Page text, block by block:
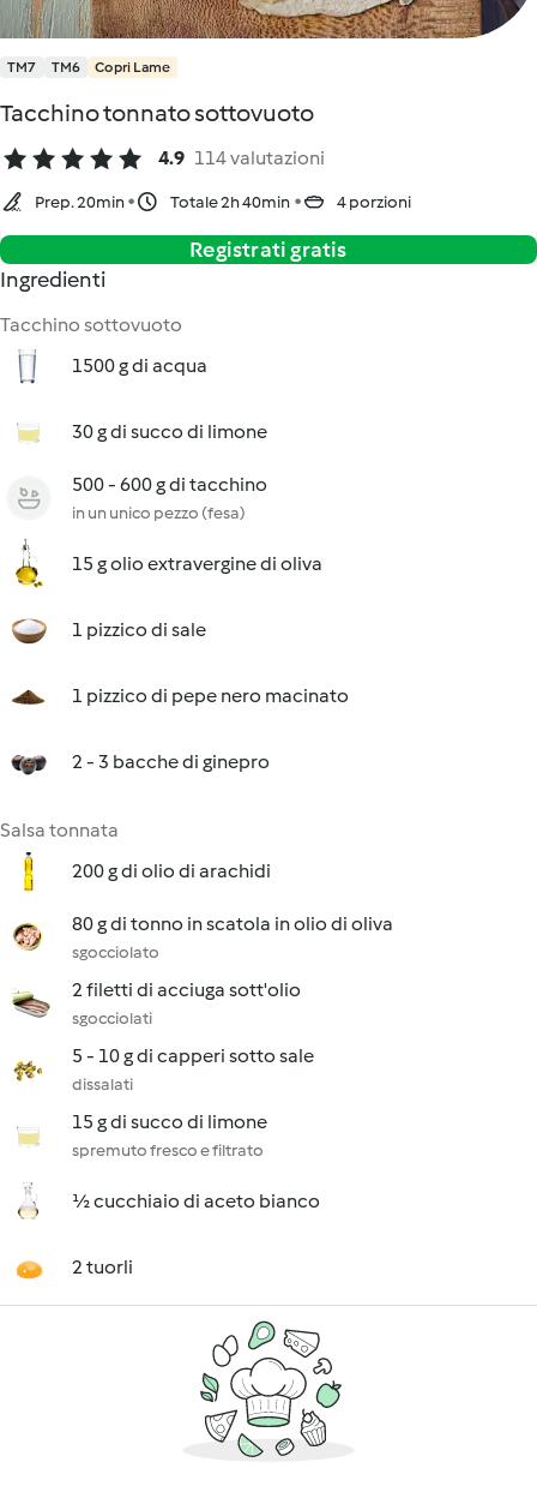
TM7 TM6 Copri Lame
Tacchino tonnato sottovuoto
4.9 114 valutazioni
Prep. 20min Totale 2h 40min 4 porzioni
Registrati gratis
Ingredienti
Tacchino sottovuoto
1500 g di acqua
30 g di succo di limone
500 - 600 g di tacchino
in un unico pezzo (fesa)
15 g olio extravergine di oliva
1 pizzico di sale
1 pizzico di pepe nero macinato
2 - 3 bacche di ginepro
Salsa tonnata
200 g di olio di arachidi
80 g di tonno in scatola in olio di oliva
sgocciolato
2 filetti di acciuga sott'olio
sgocciolati
5 - 10 g di capperi sotto sale
dissalati
15 g di succo di limone
spremuto fresco e filtrato
½ cucchiaio di aceto bianco
2 tuorli